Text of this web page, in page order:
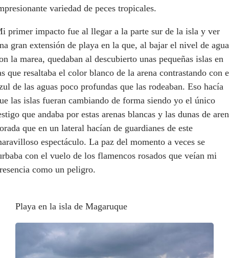
variedad de peces tropicales.
primer impacto fue al llegar a la parte sur de la isla y ver
gran extensión de playa en la que, al bajar el nivel de agua
la marea, quedaban al descubierto unas pequeñas islas en
que resaltaba el color blanco de la arena contrastando con
de las aguas poco profundas que las rodeaban. Eso hacía
las islas fueran cambiando de forma siendo yo el único
que andaba por estas arenas blancas y las dunas de
que en un lateral hacían de guardianes de este
espectáculo. La paz del momento a veces se
con el vuelo de los flamencos rosados que veían mi
como un peligro.
Playa en la isla de Magaruque